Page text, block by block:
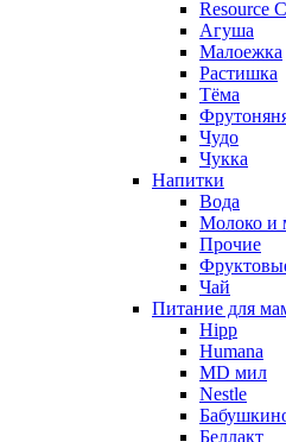
Resource
Агуша
Малоежка
Растишка
Тёма
Чудо
Чукка
Напитки
Вода
Молоко и
Прочие
Чай
Питание для
Hipp
Humana
MD мил
Nestle
Беллакт